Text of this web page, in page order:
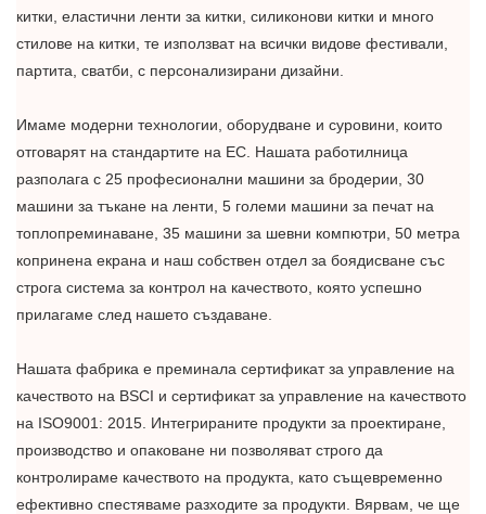
китки, еластични ленти за китки, силиконови китки и много
стилове на китки, те използват на всички видове фестивали,
партита, сватби, с персонализирани дизайни.
Имаме модерни технологии, оборудване и суровини, които
отговарят на стандартите на ЕС. Нашата работилница
разполага с 25 професионални машини за бродерии, 30
машини за тъкане на ленти, 5 големи машини за печат на
топлопреминаване, 35 машини за шевни компютри, 50 метра
копринена екрана и наш собствен отдел за боядисване със
строга система за контрол на качеството, която успешно
прилагаме след нашето създаване.
Нашата фабрика е преминала сертификат за управление на
качеството на BSCI и сертификат за управление на качеството
на ISO9001: 2015. Интегрираните продукти за проектиране,
производство и опаковане ни позволяват строго да
контролираме качеството на продукта, като същевременно
ефективно спестяваме разходите за продукти. Вярвам, че ще